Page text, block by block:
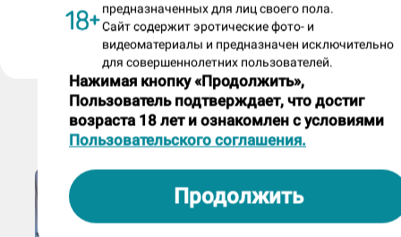
предназначенных для лиц своего пола.
Сайт содержит эротические фото- и
видеоматериалы и предназначен исключительно
для совершеннолетних пользователей.
Нажимая кнопку «Продолжить»,
Пользователь подтверждает, что достиг
возраста 18 лет и ознакомлен с условиями
Пользовательского соглашения.
Продолжить
Пожаловаться на анкету
ДРУГИЕ МАССАЖИСТКИ